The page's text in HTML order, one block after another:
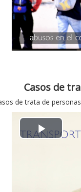
a
y
V
d
e
o
Casos de
de trata de
P